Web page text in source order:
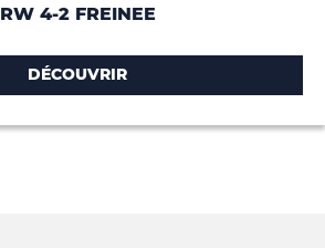
RW 4-2 FREINEE
DÉCOUVRIR